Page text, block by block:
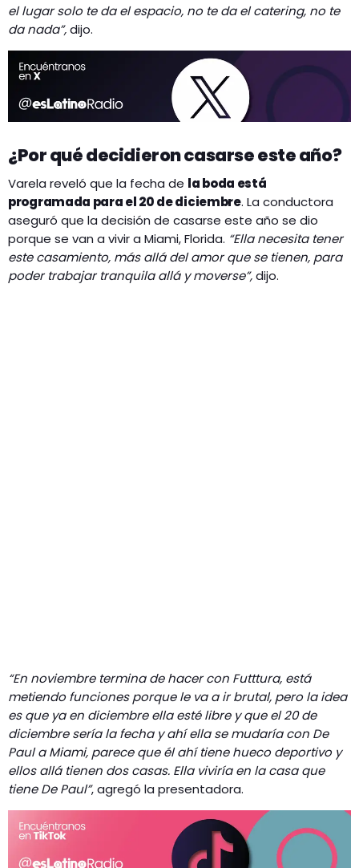
el lugar solo te da el espacio, no te da el catering, no te
da nada”,dijo.
¿Por qué decidieron casarse este año?
Varela reveló que la fecha de la boda está
programada para el 20 de diciembre. La conductora
aseguró que la decisión de casarse este año se dio
porque se van a vivir a Miami, Florida. “Ella necesita tener
este casamiento, más allá del amor que se tienen, para
poder trabajar tranquila allá y moverse”,dijo.
“En noviembre termina de hacer con Futttura, está
metiendo funciones porque le va a ir brutal, pero la idea
es que ya en diciembre ella esté libre y que el 20 de
diciembre sería la fecha y ahí ella se mudaría con De
Paul a Miami, parece que él ahí tiene hueco deportivo y
ellos allá tienen dos casas. Ella viviría en la casa que
tiene De Paul”, agregó la presentadora.